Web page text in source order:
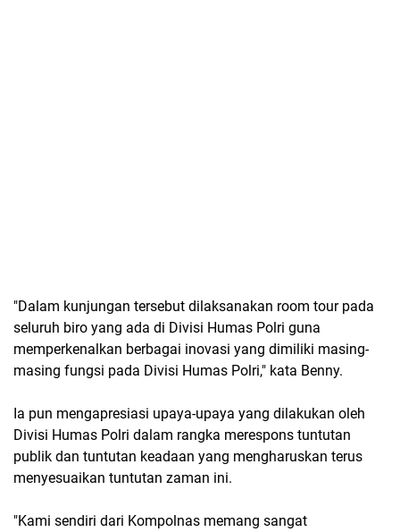
"Dalam kunjungan tersebut dilaksanakan room tour pada
seluruh biro yang ada di Divisi Humas Polri guna
memperkenalkan berbagai inovasi yang dimiliki masing-
masing fungsi pada Divisi Humas Polri," kata Benny.
Ia pun mengapresiasi upaya-upaya yang dilakukan oleh
Divisi Humas Polri dalam rangka merespons tuntutan
publik dan tuntutan keadaan yang mengharuskan terus
menyesuaikan tuntutan zaman ini.
"Kami sendiri dari Kompolnas memang sangat